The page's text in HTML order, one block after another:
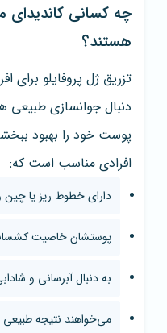
چه کسانی کاندیدای
هستند؟
تزریق ژل پروفایلو برای
دنبال جوانسازی طبیعی
پوست خود را بهبود
افرادی مناسب است که:
دارای خطوط ریز یا
پوستشان خاصیت
به دنبال آبرسانی و
می‌خواهند نتیجه طبیعی